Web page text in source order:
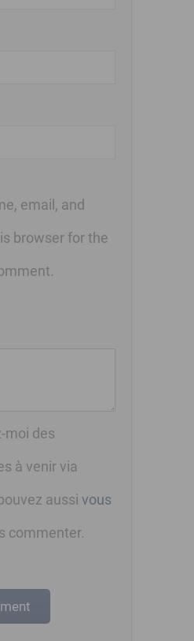
email, and
browser for the
moi des
à venir via
aussi vous
commenter.